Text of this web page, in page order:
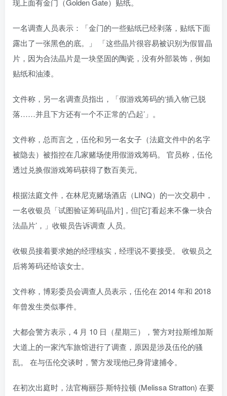
现上面有金门（Golden Gate）贴纸。
一名调查人员表示：「金门的一些贴纸已经剥落，贴纸下面
露出了一张黑色的底。」 「这些晶片很容易被识别为假冒晶
片，因为合法晶片是一块坚固的陶瓷，没有外部装饰，例如
贴纸和油漆。
文件称，另一名调查员指出，「假游戏筹码的‘插入物’已脱
落……并且下方还有一个不正常的‘凸起’」。
文件称，总而言之，伍伦和另一名女子（法庭文件中的名字
被隐去）被指控在几家赌场使用假游戏筹码。 官员称，伍伦
透过兑换假游戏筹码获得了数百美元。
根据法庭文件，在林尼克赌场酒店（LINQ）的一次交易中，
一名收银员「试图验证筹码[晶片]，但[它]’看起来不像一块合
法晶片’，」收银员告诉调查 人员。
收银员接着要求她的经理核实，经理说不要接受。 收银员之
后将筹码还给该女士。
文件称，博彩委员会调查人员表示，伍伦在 2014 年和 2018
年曾发生类似事件。
大都会警方表示，4 月 10 日（星期三），警方对拉斯维加斯
大道上的一家汽车旅馆进行了调查，原因是涉及伍伦的骚
乱。 在与伍伦交谈时，警方发现他已身背逮捕令。
在初次出庭时，法官梅丽莎·斯特拉顿 (Melissa Stratton) 在要